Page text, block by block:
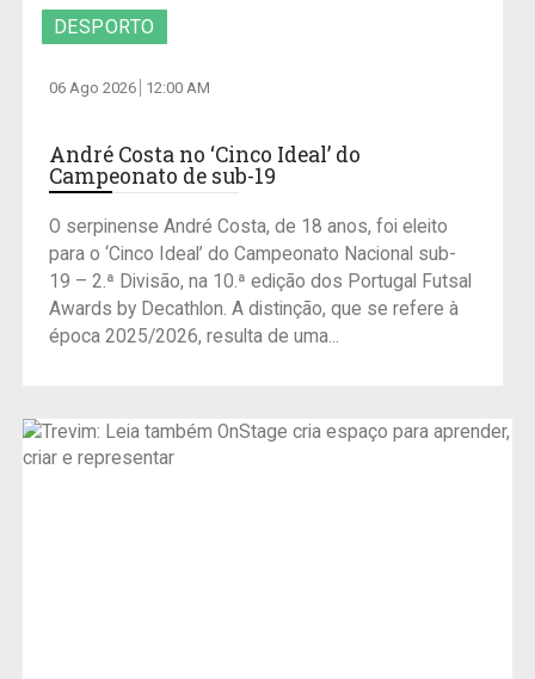
DESPORTO
06 Ago 2026 12:00 AM
André Costa no ‘Cinco Ideal’ do
Campeonato de sub-19
O serpinense André Costa, de 18 anos, foi eleito
para o ‘Cinco Ideal’ do Campeonato Nacional sub-
19 – 2.ª Divisão, na 10.ª edição dos Portugal Futsal
Awards by Decathlon. A distinção, que se refere à
época 2025/2026, resulta de uma...